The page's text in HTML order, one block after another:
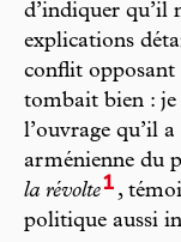
d’indiquer qu’il
explications
conflit opposant
tombait bien : je
l’ouvrage qu’il
arménienne du
la révolte1 ,
politique aussi